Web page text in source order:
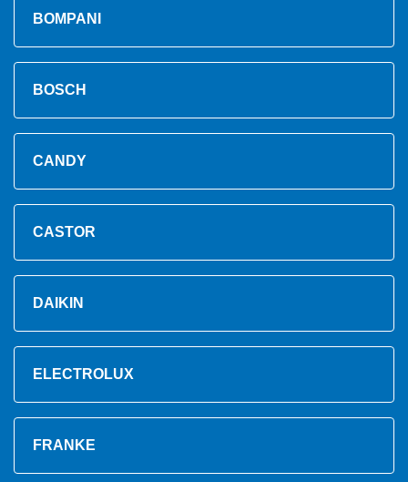
BOMPANI
BOSCH
CANDY
CASTOR
DAIKIN
ELECTROLUX
FRANKE